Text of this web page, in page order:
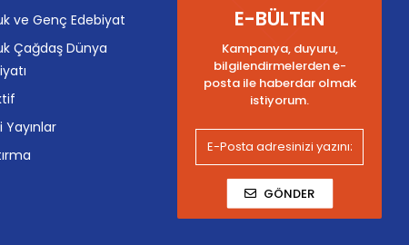
ve Genç Edebiyat
Çağdaş Dünya
Yayınlar
E-BÜLTEN
Kampanya, duyuru,
bilgilendirmelerden e-
posta ile haberdar olmak
istiyorum.
GÖNDER